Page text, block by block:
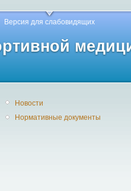
Версия для слабовидящих
Новости
Нормативные документы